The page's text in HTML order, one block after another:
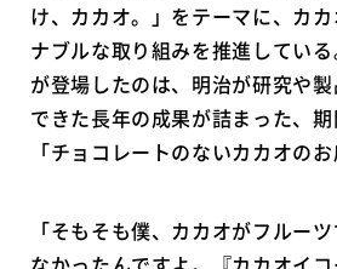
け、カカオ。」をテーマに、カ
ナブルな取り組みを推進してい
が登場したのは、明治が研究や
できた長年の成果が詰まった、
「チョコレートのないカカオのお
「そもそも僕、カカオがフルー